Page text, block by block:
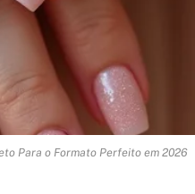
Para o Formato Perfeito em 2026